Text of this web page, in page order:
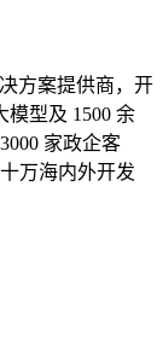
方案提供商，开
型及 1500 余
家政企客
万海内外开发